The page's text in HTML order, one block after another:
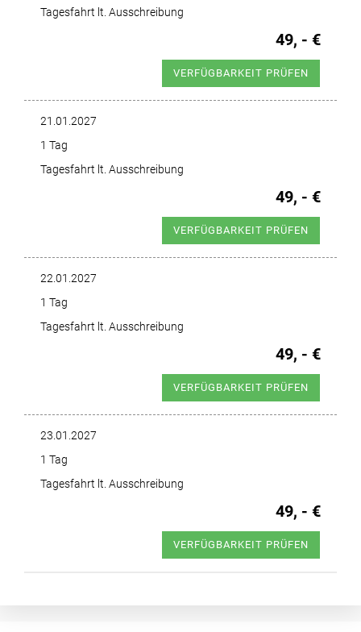
Tagesfahrt lt. Ausschreibung
49, - €
VERFÜGBARKEIT PRÜFEN
21.01.2027
1 Tag
Tagesfahrt lt. Ausschreibung
49, - €
VERFÜGBARKEIT PRÜFEN
22.01.2027
1 Tag
Tagesfahrt lt. Ausschreibung
49, - €
VERFÜGBARKEIT PRÜFEN
23.01.2027
1 Tag
Tagesfahrt lt. Ausschreibung
49, - €
VERFÜGBARKEIT PRÜFEN